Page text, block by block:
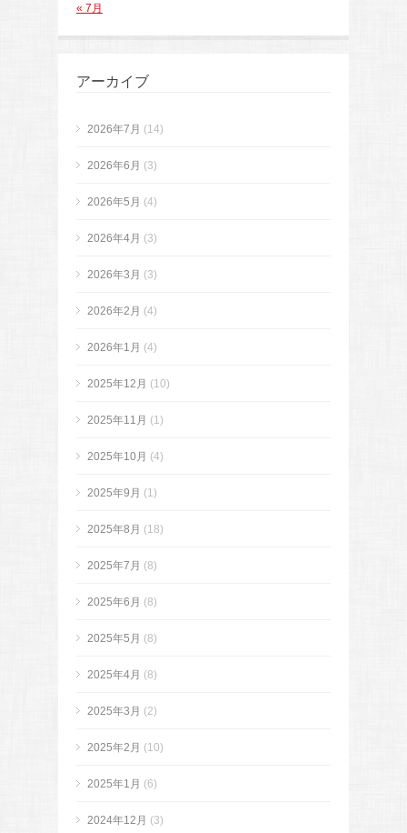
« 7月
アーカイブ
2026年7月 (14)
2026年6月 (3)
2026年5月 (4)
2026年4月 (3)
2026年3月 (3)
2026年2月 (4)
2026年1月 (4)
2025年12月 (10)
2025年11月 (1)
2025年10月 (4)
2025年9月 (1)
2025年8月 (18)
2025年7月 (8)
2025年6月 (8)
2025年5月 (8)
2025年4月 (8)
2025年3月 (2)
2025年2月 (10)
2025年1月 (6)
2024年12月 (3)